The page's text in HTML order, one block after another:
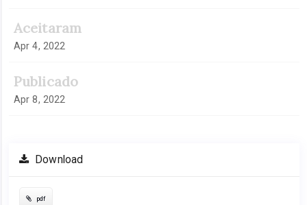
Aceitaram
Apr 4, 2022
Publicado
Apr 8, 2022
Download
pdf